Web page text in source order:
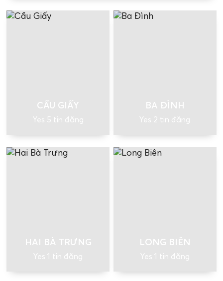
CẦU GIẤY
Yes 5 tin đăng
BA ĐÌNH
Yes 2 tin đăng
HAI BÀ TRƯNG
Yes 1 tin đăng
LONG BIÊN
Yes 1 tin đăng